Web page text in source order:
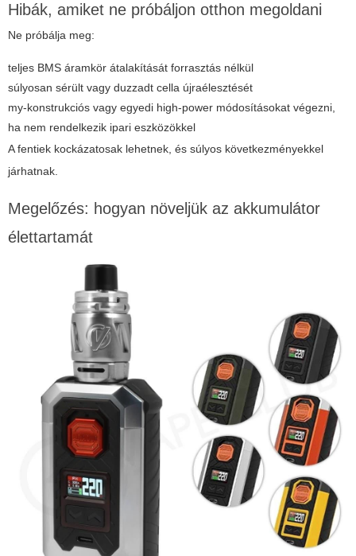
Hibák, amiket ne próbáljon otthon megoldani
Ne próbálja meg:
teljes BMS áramkör átalakítását forrasztás nélkül
súlyosan sérült vagy duzzadt cella újraélesztését
my-konstrukciós vagy egyedi high-power módosításokat végezni,
ha nem rendelkezik ipari eszközökkel
A fentiek kockázatosak lehetnek, és súlyos következményekkel
járhatnak.
Megelőzés: hogyan növeljük az akkumulátor
élettartamát